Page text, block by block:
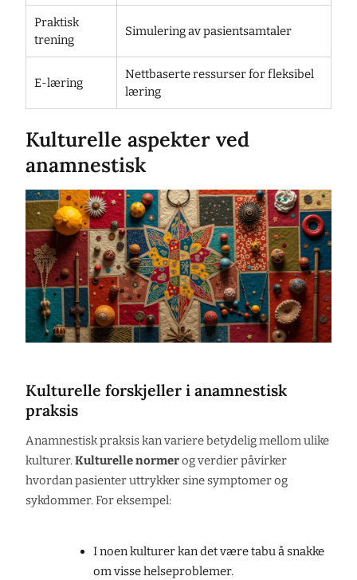
Praktisk
trening
Simulering av pasientsamtaler
E-læring
Nettbaserte ressurser for fleksibel
læring
Kulturelle aspekter ved
anamnestisk
Kulturelle forskjeller i anamnestisk
praksis
Anamnestisk praksis kan variere betydelig mellom ulike
kulturer.Kulturelle normerog verdier påvirker
hvordan pasienter uttrykker sine symptomer og
sykdommer. For eksempel:
I noen kulturer kan det være tabu å snakke
om visse helseproblemer.